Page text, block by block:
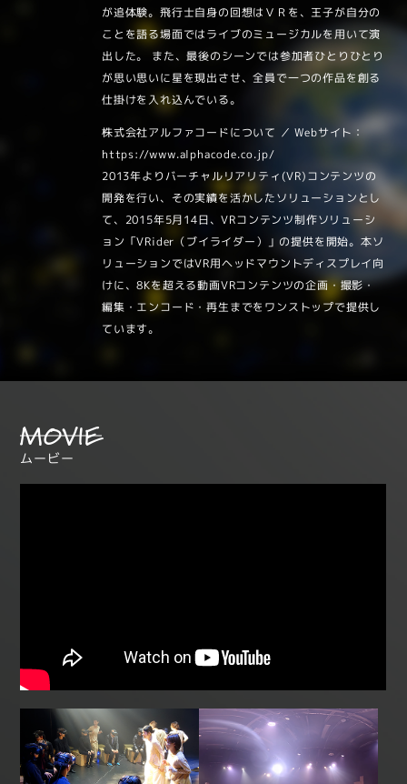
が追体験。飛行士自身の回想はＶＲを、王子が自分の
ことを語る場面ではライブのミュージカルを用いて演
出した。 また、最後のシーンでは参加者ひとりひとり
が思い思いに星を現出させ、全員で一つの作品を創る
仕掛けを入れ込んでいる。
株式会社アルファコードについて ／ Webサイト：
https://www.alphacode.co.jp/
2013年よりバーチャルリアリティ(VR)コンテンツの
開発を行い、その実績を活かしたソリューションとし
て、2015年5月14日、VRコンテンツ制作ソリューシ
ョン「VRider（ブイライダー）」の提供を開始。本ソ
リューションではVR用ヘッドマウントディスプレイ向
けに、8Kを超える動画VRコンテンツの企画・撮影・
編集・エンコード・再生までをワンストップで提供し
ています。
MOVIE
ムービー